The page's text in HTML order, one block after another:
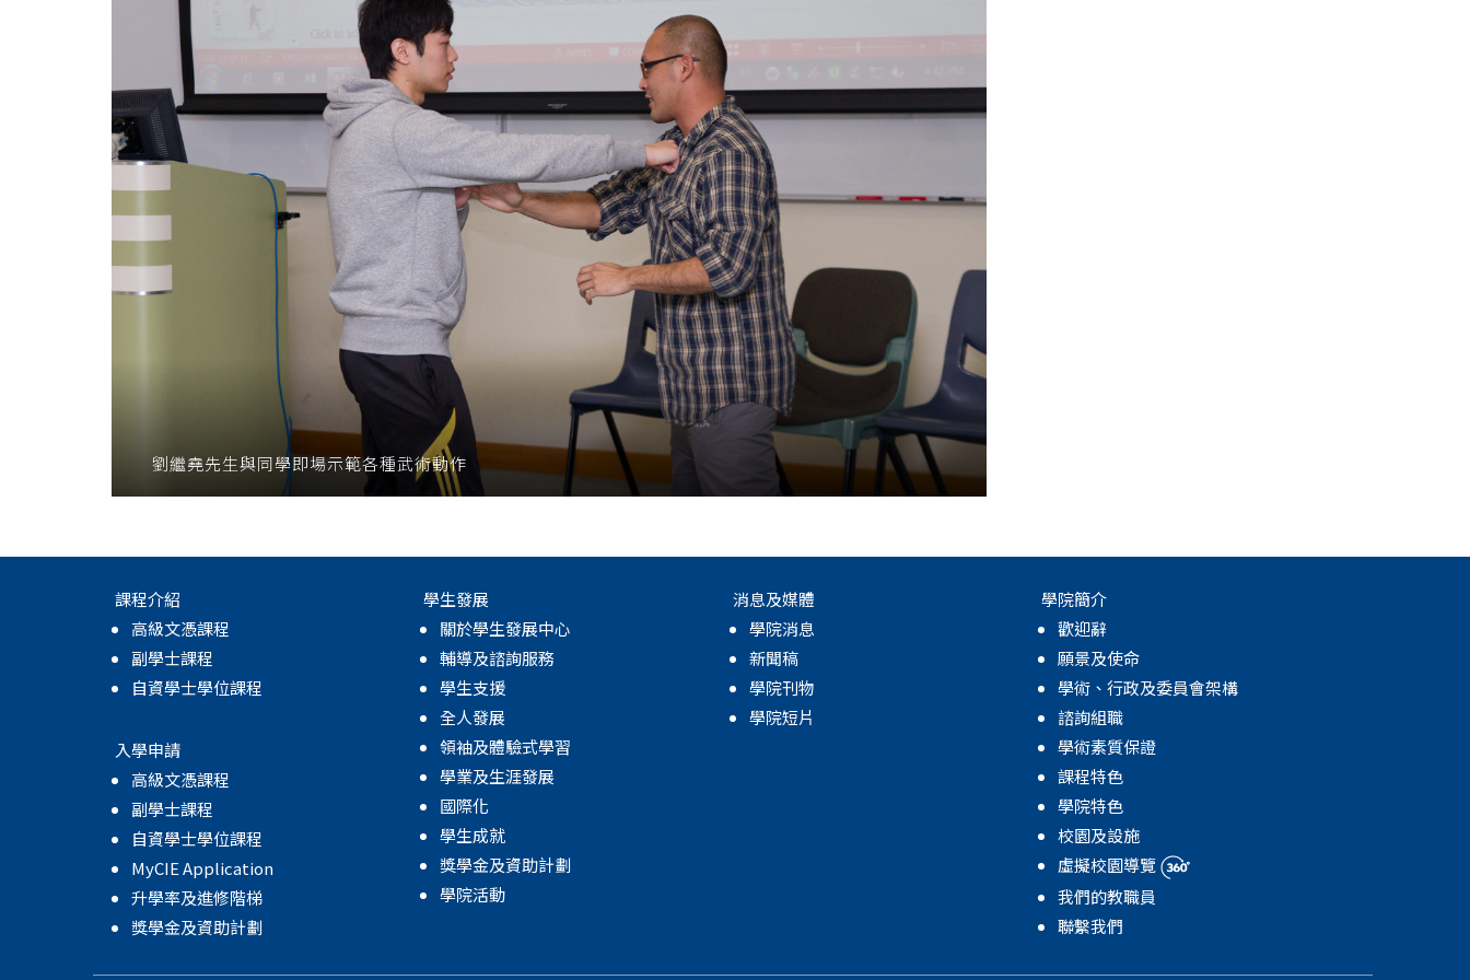
劉繼堯先生與同學即場示範各種武術動作
課程介紹
高級文憑課程
副學士課程
自資學士學位課程
入學申請
高級文憑課程
副學士課程
自資學士學位課程
MyCIE Application
升學率及進修階梯
獎學金及資助計劃
學生發展
關於學生發展中心
輔導及諮詢服務
學生支援
全人發展
領袖及體驗式學習
學業及生涯發展
國際化
學生成就
獎學金及資助計劃
學院活動
消息及媒體
學院消息
新聞稿
學院刊物
學院短片
學院簡介
歡迎辭
願景及使命
學術、行政及委員會架構
諮詢組職
學術素質保證
課程特色
學院特色
校園及設施
虛擬校園導覽
我們的教職員
聯繫我們